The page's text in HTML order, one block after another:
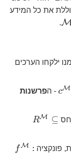
את כל המידע
M
.
ילקחו הערכים
c
cM - הפרשנות
R
RM ⊆
פונקציה f M :